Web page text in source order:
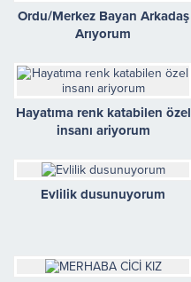
Ordu/Merkez Bayan Arkadaş
Arıyorum
Hayatıma renk katabilen özel
insanı ariyorum
Evlilik dusunuyorum